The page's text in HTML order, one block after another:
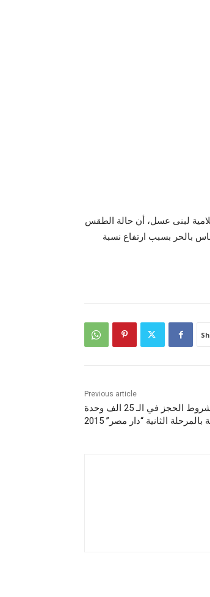
لبنى عسل، أن حالة الطقس
بالحر بسبب ارتفاع نسبة
Previous article
الاسكان – موعد وشروط الحجز في الـ 25 الف وحدة
الثانية “دار مصر” 2015